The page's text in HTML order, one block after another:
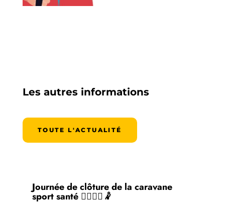
Les autres informations
TOUTE L'ACTUALITÉ
Journée de clôture de la caravane
sport santé 🤸‍♂️⛹️‍♀️🤾